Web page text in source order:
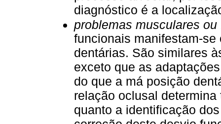
diagnóstico é a
problemas musculares
funcionais manifestam-
dentárias. São similares
exceto que as
do que a má posição
relação oclusal
quanto a identificação